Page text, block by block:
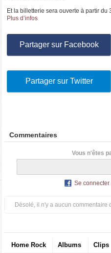
Et la billetterie sera ouverte à partir du
Plus d’infos
Partager sur Facebook
Partager sur Twitter
Commentaires
Vous n'êtes
Se
Désolé, il n'y a aucun commentaire
Home Rock Albums Clips